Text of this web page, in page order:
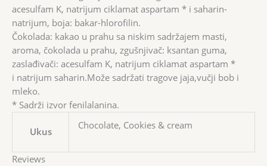
acesulfam K, natrijum ciklamat aspartam * i saharin-
natrijum, boja: bakar-hlorofilin.
Čokolada: kakao u prahu sa niskim sadržajem masti,
aroma, čokolada u prahu, zgušnjivač: ksantan guma,
zaslađivači: acesulfam K, natrijum ciklamat aspartam *
i natrijum saharin.Može sadržati tragove jaja,vučji bob i
mleko.
* Sadrži izvor fenilalanina.
Ukus
Chocolate, Cookies & cream
Reviews